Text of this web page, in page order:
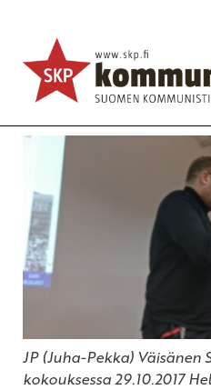
Tiedonantaja, puolue ja
Ajankohtaista
Avainsanat:keskuskomitea,
JP (Juha-Pekka) Väisänen
kokouksessa 29.10.2017